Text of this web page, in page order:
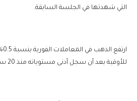
التي شهدتها في الجلسة السابقة.
للأوقية بعد أن سجل أدنى مستوياته منذ 20 سبتمبر، أمس.